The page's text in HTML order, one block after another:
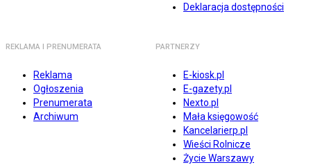
Deklaracja dostępności
REKLAMA I PRENUMERATA
Reklama
Ogłoszenia
Prenumerata
Archiwum
PARTNERZY
E-kiosk.pl
E-gazety.pl
Nexto.pl
Mała księgowość
Kancelarierp.pl
Wieści Rolnicze
Życie Warszawy